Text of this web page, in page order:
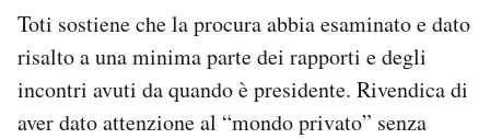
Toti sostiene che la procura abbia esaminato e dato
risalto a una minima parte dei rapporti e degli
incontri avuti da quando è presidente. Rivendica di
aver dato attenzione al “mondo privato” senza